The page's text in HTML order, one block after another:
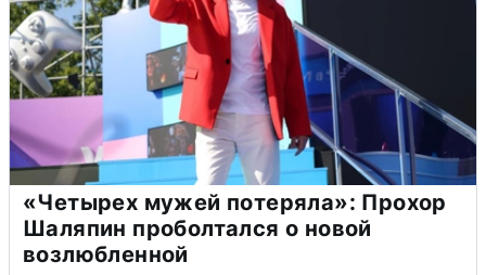
«Четырех мужей потеряла»: Прохор
Шаляпин проболтался о новой
возлюбленной